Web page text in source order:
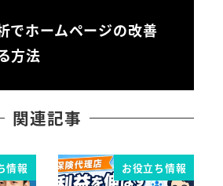
でホームページの改善
方法
関連記事
情報 お役立ち情報